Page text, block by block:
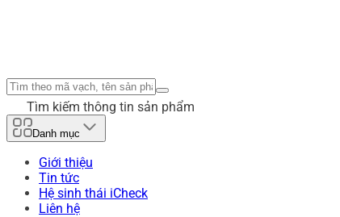
Tìm kiếm thông tin sản phẩm
Danh mục
Giới thiệu
Tin tức
Hệ sinh thái iCheck
Liên hệ